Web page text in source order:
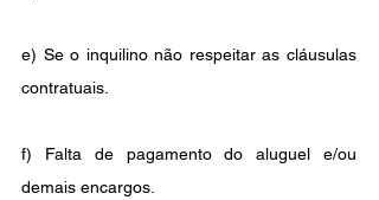
e) Se o inquilino não respeitar as cláusulas
contratuais.
f) Falta de pagamento do aluguel e/ou
demais encargos.